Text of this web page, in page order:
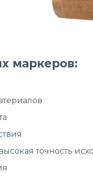
маркеров:
точность